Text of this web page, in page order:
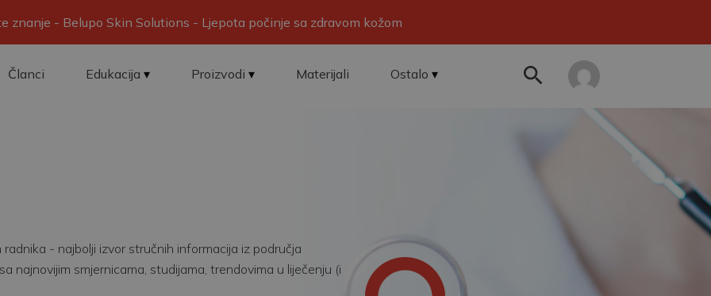
znanje - Belupo Skin Solutions - Ljepota počinje sa zdravom kožom
Članci Edukacija Proizvodi Materijali Ostalo
- najbolji izvor stručnih informacija iz područja
najnovijim smjernicama, studijama, trendovima u liječenju (i